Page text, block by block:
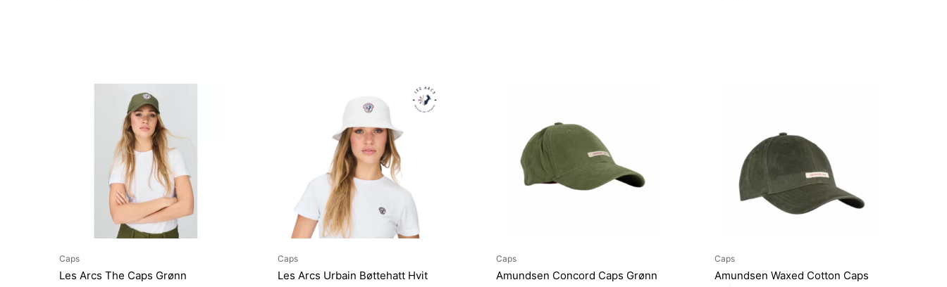
Caps
Les Arcs The Caps Grønn
Caps
Les Arcs Urbain Bøttehatt Hvit
Caps
Amundsen Concord Caps Grønn
Caps
Amundsen Waxed Cotton Caps